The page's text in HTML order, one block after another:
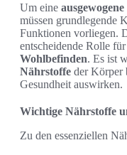
Um eine
müssen grundlegende
Funktionen vorliegen.
entscheidende Rolle
Wohlbefinden. Es ist
Nährstoffe der Körper
Gesundheit auswirken.
Wichtige Nährstoffe
Zu den essenziellen